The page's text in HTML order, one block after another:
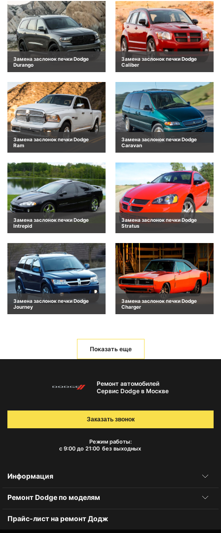
Замена заслонок печки Dodge
Durango
Замена заслонок печки Dodge
Caliber
Замена заслонок печки Dodge
Ram
Замена заслонок печки Dodge
Caravan
Замена заслонок печки Dodge
Intrepid
Замена заслонок печки Dodge
Stratus
Замена заслонок печки Dodge
Journey
Замена заслонок печки Dodge
Charger
Показать еще
Ремонт автомобилей
Сервис Dodge в Москве
Режим работы:
с 9:00 до 21:00 без выходных
Заказать звонок
Информация
Ремонт Dodge по моделям
Прайс-лист на ремонт Додж